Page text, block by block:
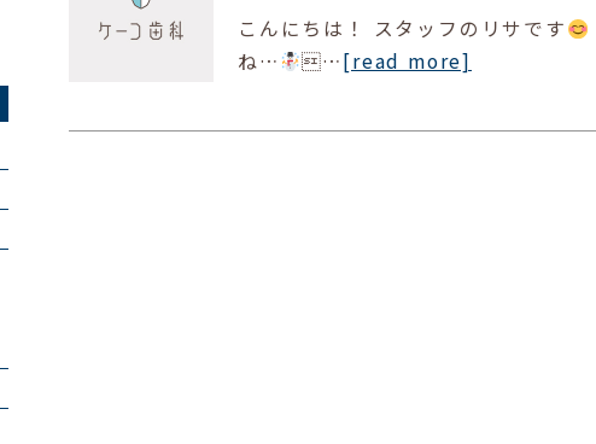
こんにちは！ スタッフのリサです
ね…
…[read more]